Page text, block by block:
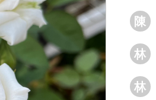
陳
林
林